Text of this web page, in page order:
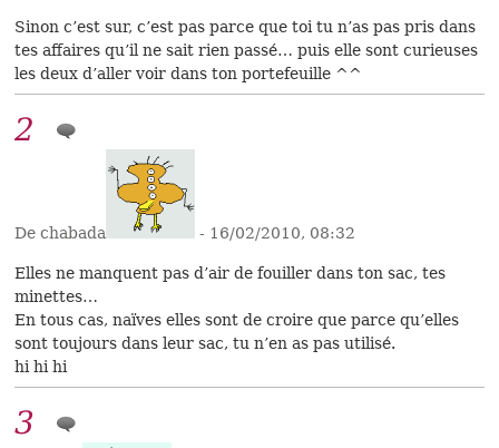
Sinon c’est sur, c’est pas parce que toi tu n’as pas pris dans
tes affaires qu’il ne sait rien passé… puis elle sont curieuses
les deux d’aller voir dans ton portefeuille ^^
2
De chabada - 16/02/2010, 08:32
Elles ne manquent pas d’air de fouiller dans ton sac, tes
minettes…
En tous cas, naïves elles sont de croire que parce qu’elles
sont toujours dans leur sac, tu n’en as pas utilisé.
hi hi hi
3